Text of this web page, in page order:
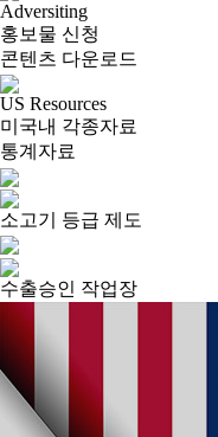
Adversiting
홍보물 신청
콘텐츠 다운로드
US Resources
미국내 각종자료
통계자료
소고기 등급 제도
수출승인 작업장